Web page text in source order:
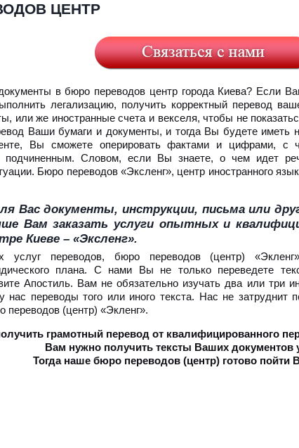
ЦЕНТР
в бюро переводов центр города Киева? Если
легализацию, получить корректный перевод
или же иностранные счета и векселя, чтобы не
Ваши бумаги и документы, и тогда Вы будете иметь
Вы сможете оперировать фактами и цифрами, с
подчиненным. Словом, если Вы знаете, о чем идет
Бюро переводов «Эксленг», центр иностранного
Вас документы, инструкции, письма или
Вам заказать услуги опытных и
Киеве – «Эксленг».
услуг переводов, бюро переводов (центр)
плана. С нами Вы не только переведете
Апостиль. Вам не обязательно изучать два или три
нас переводы того или иного текста. Нас не затруднит
(центр) «Экленг».
грамотный перевод от квалифицированного
Вам нужно получить тексты Ваших документов
Тогда наше бюро переводов (центр) готово пойти